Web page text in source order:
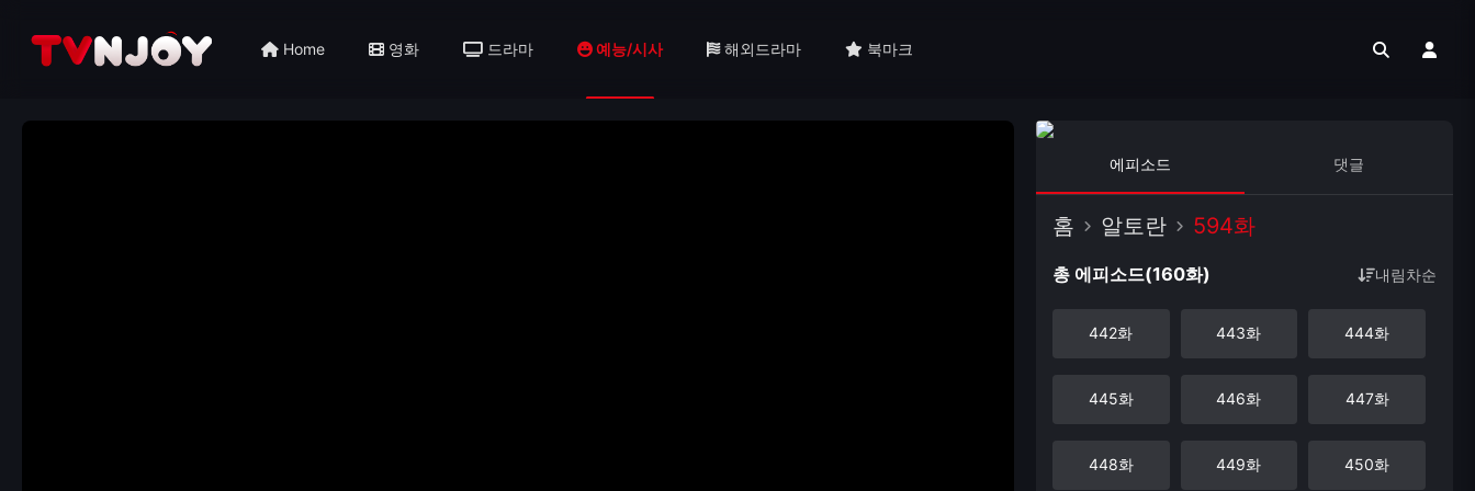
Home 영화 드라마 예능/시사 해외드라마 북마크
에피소드 댓글
홈 알토란 594화
총 에피소드(160화) 내림차순
442화 443화 444화
445화 446화 447화
448화 449화 450화